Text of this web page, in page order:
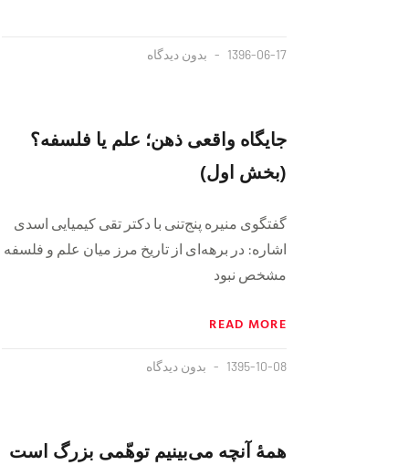
1396-06-17 بدون دیدگاه
جایگاه واقعی ذهن؛ علم یا فلسفه؟
(بخش اول)
گفتگوی منیره پنج‌تنی با دکتر تقی کیمیایی اسدی
اشاره: در برهه‌ای از تاریخ مرز میان علم و فلسفه
مشخص نبود
READ MORE
1395-10-08 بدون دیدگاه
همۀ آنچه می‌بینیم توهّمی بزرگ است